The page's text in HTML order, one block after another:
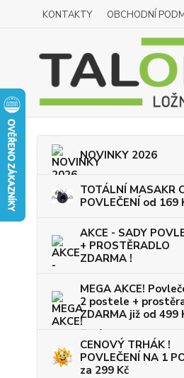
KONTAKTY OBCHODNÍ
NOVINKY 2026
TOTÁLNÍ MASAKR
POVLEČENÍ od 169
AKCE - SADY
+ PROSTĚRADLO
ZDARMA !
MEGA AKCE!
2 postele +
ZDARMA již od 499
CENOVÝ TRHÁK !
POVLEČENÍ NA 1
za 299 Kč